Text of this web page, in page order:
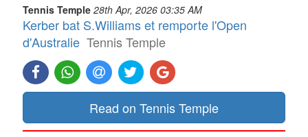
Tennis Temple 28th Apr, 2026 03:35 AM
Kerber bat S.Williams et remporte l'Open
d'Australie Tennis Temple
Read on Tennis Temple